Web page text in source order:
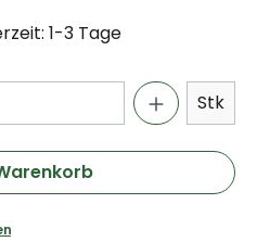
1-3 Tage
Stk